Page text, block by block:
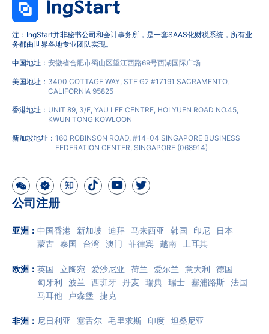
注：IngStart并非秘书公司和会计事务所，是一套SAAS化财税系统，所有业
务都由世界各地专业团队实现。
中国地址： 安徽省合肥市蜀山区望江西路69号西湖国际广场
美国地址： 3400 COTTAGE WAY, STE G2 #17191 SACRAMENTO,
CALIFORNIA 95825
香港地址： UNIT 89, 3/F, YAU LEE CENTRE, HOI YUEN ROAD NO.45,
KWUN TONG KOWLOON
新加坡地址： 160 ROBINSON ROAD, #14-04 SINGAPORE BUSINESS
FEDERATION CENTER, SINGAPORE (068914)
公司注册
亚洲 ： 中国香港 新加坡 迪拜 马来西亚 韩国 印尼
日本
蒙古 泰国 台湾 澳门 菲律宾 越南 土耳其
欧洲 ： 英国 立陶宛 爱沙尼亚 荷兰 爱尔兰 意大利
德国
匈牙利
波兰 西班牙 丹麦 瑞典 瑞士 塞浦路斯 法国
马耳他
卢森堡 捷克
非洲 ： 尼日利亚 塞舌尔 毛里求斯 印度 坦桑尼亚